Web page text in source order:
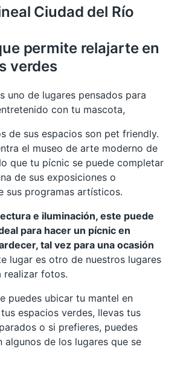
Ciudad del Río
permite relajarte en
verdes
uno de lugares pensados para
con tu mascota,
de sus espacios son pet friendly.
el museo de arte moderno de
que tu pícnic se puede completar
de sus exposiciones o
sus programas artísticos.
e iluminación, este puede
para hacer un pícnic en
tal vez para una ocasión
lugar es otro de nuestros lugares
realizar fotos.
puedes ubicar tu mantel en
espacios verdes, llevas tus
o si prefieres, puedes
algunos de los lugares que se